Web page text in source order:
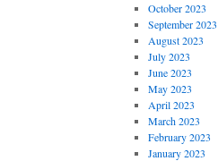
October 2023
September 2023
August 2023
July 2023
June 2023
May 2023
April 2023
March 2023
February 2023
January 2023